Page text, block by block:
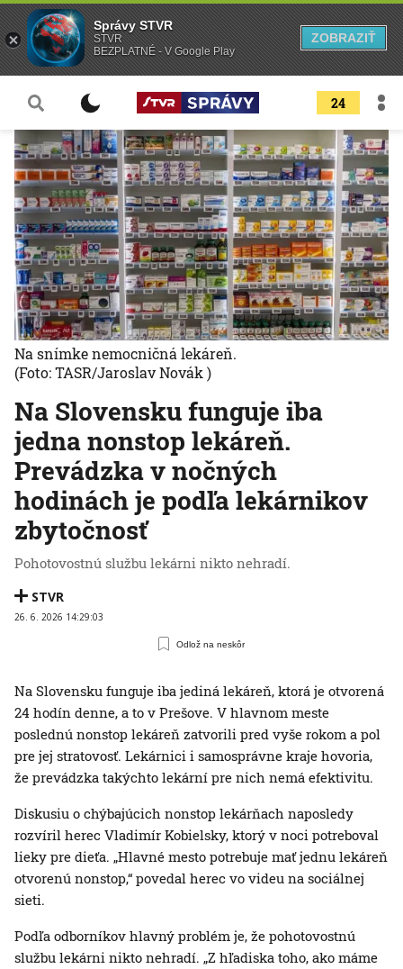
24
Na Slovensku funguje iba
jedna nonstop lekáreň.
Prevádzka v nočných
hodinách je podľa lekárnikov
zbytočnosť
Pohotovostnú službu lekárni nikto nehradí.
STVR
26. 6. 2026 14:29:03
Odlož na neskôr
Na snímke nemocničná lekáreň.
(Foto: TASR/Jaroslav Novák )
Na Slovensku funguje iba jediná lekáreň, ktorá je otvorená
24 hodín denne, a to v Prešove. V hlavnom meste
poslednú nonstop lekáreň zatvorili pred vyše rokom a pol
pre jej stratovosť. Lekárnici i samosprávne kraje hovoria,
že prevádzka takýchto lekární pre nich nemá efektivitu.
Diskusiu o chýbajúcich nonstop lekárňach naposledy
rozvíril herec Vladimír Kobielsky, ktorý v noci potreboval
lieky pre dieťa. „Hlavné mesto potrebuje mať jednu lekáreň
otvorenú nonstop,“ povedal herec vo videu na sociálnej
sieti.
Podľa odborníkov hlavný problém je, že pohotovostnú
službu lekárni nikto nehradí. „Z hľadiska toho, ako máme
Správy STVR
STVR
BEZPLATNÉ - V Google Play
ZOBRAZIŤ